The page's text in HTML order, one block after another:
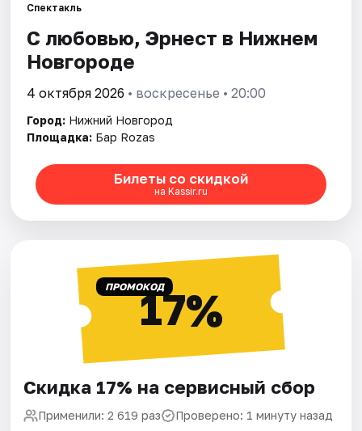
Города
Площадки
Рейтинги
Спектакль
С любовью, Эрнест в Нижнем
Новгороде
4 октября 2026 • воскресенье • 20:00
Город: Нижний Новгород
Площадка: Бар Rozas
Билеты со скидкой
на Kassir.ru
ПРОМОКОД17%
Скидка 17% на сервисный сбор
Применили: 2 619 раз Проверено: 1 минуту назад